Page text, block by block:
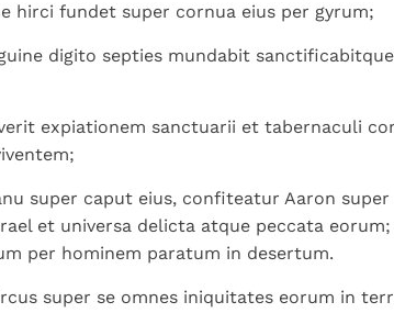
hirci fundet super cornua eius per gyrum;
digito septies mundabit
expiationem sanctuarii et tabernaculi
super caput eius, confiteatur Aaron super
et universa delicta atque peccata eorum;
per hominem paratum in desertum.
super se omnes iniquitates eorum in